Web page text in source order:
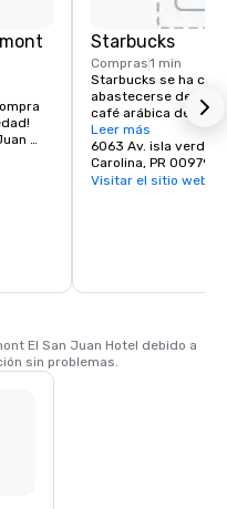
de
de
Starbucks
Compras1 min
Starbucks se ha
abastecerse de
café arábica de la
actualidad, con
mundo, la empresa
tostadora y
especiales. A través
trigésima tienda de
una persona, una
la vez.
Leer más
6063 Av. isla verde
Carolina, PR 00979
Visitar el sitio web
El San Juan Hotel debido a
sin problemas.